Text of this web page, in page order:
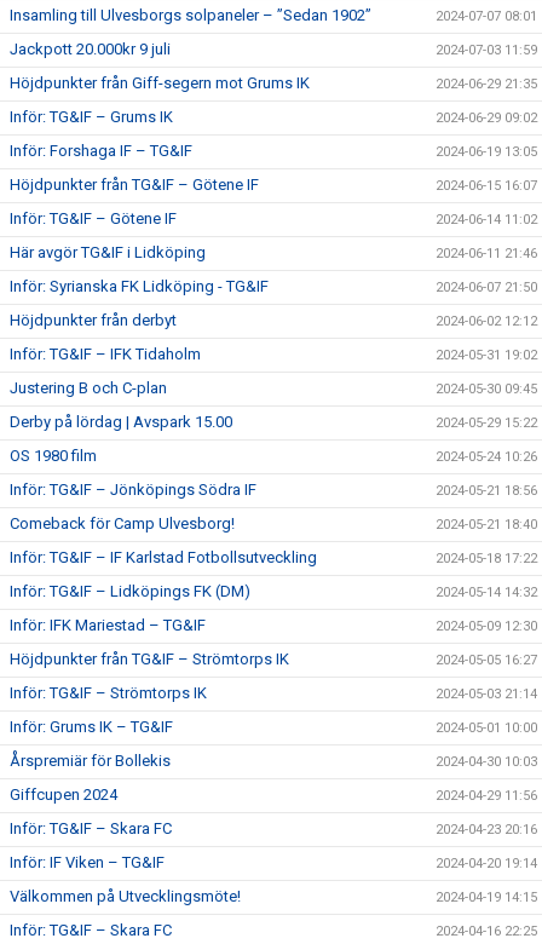
Insamling till Ulvesborgs solpaneler – ”Sedan 1902” 2024-07-07 08:01
Jackpott 20.000kr 9 juli 2024-07-03 11:59
Höjdpunkter från Giff-segern mot Grums IK 2024-06-29 21:35
Inför: TG&IF – Grums IK 2024-06-29 09:02
Inför: Forshaga IF – TG&IF 2024-06-19 13:05
Höjdpunkter från TG&IF – Götene IF 2024-06-15 16:07
Inför: TG&IF – Götene IF 2024-06-14 11:02
Här avgör TG&IF i Lidköping 2024-06-11 21:46
Inför: Syrianska FK Lidköping - TG&IF 2024-06-07 21:50
Höjdpunkter från derbyt 2024-06-02 12:12
Inför: TG&IF – IFK Tidaholm 2024-05-31 19:02
Justering B och C-plan 2024-05-30 09:45
Derby på lördag | Avspark 15.00 2024-05-29 15:22
OS 1980 film 2024-05-24 10:26
Inför: TG&IF – Jönköpings Södra IF 2024-05-21 18:56
Comeback för Camp Ulvesborg! 2024-05-21 18:40
Inför: TG&IF – IF Karlstad Fotbollsutveckling 2024-05-18 17:22
Inför: TG&IF – Lidköpings FK (DM) 2024-05-14 14:32
Inför: IFK Mariestad – TG&IF 2024-05-09 12:30
Höjdpunkter från TG&IF – Strömtorps IK 2024-05-05 16:27
Inför: TG&IF – Strömtorps IK 2024-05-03 21:14
Inför: Grums IK – TG&IF 2024-05-01 10:00
Årspremiär för Bollekis 2024-04-30 10:03
Giffcupen 2024 2024-04-29 11:56
Inför: TG&IF – Skara FC 2024-04-23 20:16
Inför: IF Viken – TG&IF 2024-04-20 19:14
Välkommen på Utvecklingsmöte! 2024-04-19 14:15
Inför: TG&IF – Skara FC 2024-04-16 22:25